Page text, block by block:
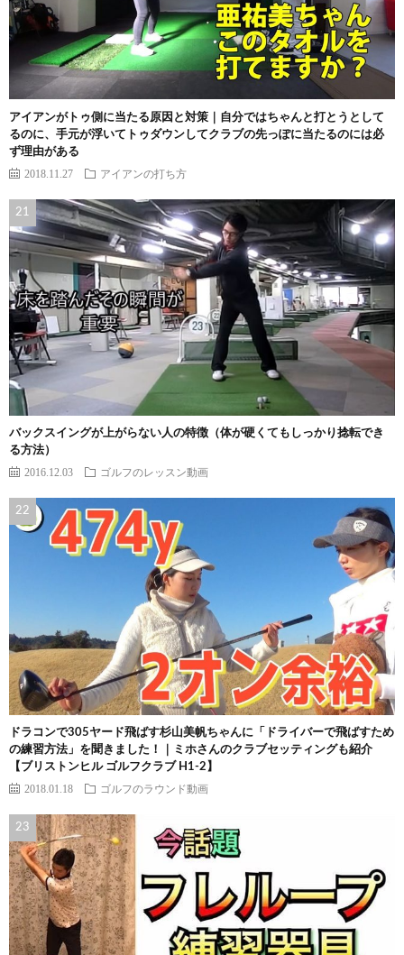
アイアンがトゥ側に当たる原因と対策｜自分ではちゃんと打とうとして
るのに、手元が浮いてトゥダウンしてクラブの先っぽに当たるのには必
ず理由がある
2018.11.27 アイアンの打ち方
バックスイングが上がらない人の特徴（体が硬くてもしっかり捻転でき
る方法）
2016.12.03 ゴルフのレッスン動画
ドラコンで305ヤード飛ばす杉山美帆ちゃんに「ドライバーで飛ばすため
の練習方法」を聞きました！｜ミホさんのクラブセッティングも紹介
【ブリストンヒル ゴルフクラブ H1-2】
2018.01.18 ゴルフのラウンド動画